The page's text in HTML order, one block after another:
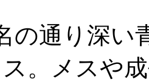
の通り深い
。メスや